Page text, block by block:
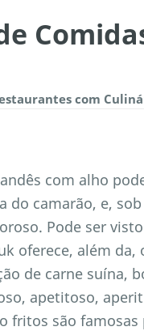
com
com alho
do camarão, e,
Pode ser
oferece, além da,
de carne suína,
apetitoso,
fritos são